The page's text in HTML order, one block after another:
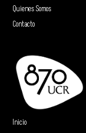
Quienes Somos
Contacto
Inicio